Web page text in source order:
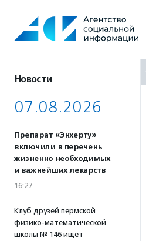
содержанию
Новости
07.08.2026
Препарат «Энхерту»
включили в перечень
жизненно необходимых
и важнейших лекарств
16:27
Клуб друзей пермской
физико-математической
школы № 146 ищет